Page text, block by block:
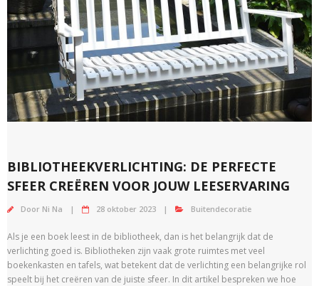
BIBLIOTHEEKVERLICHTING: DE PERFECTE
SFEER CREËREN VOOR JOUW LEESERVARING
Door Ni Na 28 oktober 2023 Buitendecoratie
Als je een boek leest in de bibliotheek, dan is het belangrijk dat de
verlichting goed is. Bibliotheken zijn vaak grote ruimtes met veel
boekenkasten en tafels, wat betekent dat de verlichting een belangrijke rol
speelt bij het creëren van de juiste sfeer. In dit artikel bespreken we hoe